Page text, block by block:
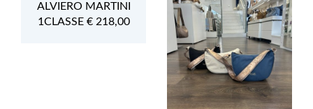
ALVIERO MARTINI
1CLASSE € 218,00